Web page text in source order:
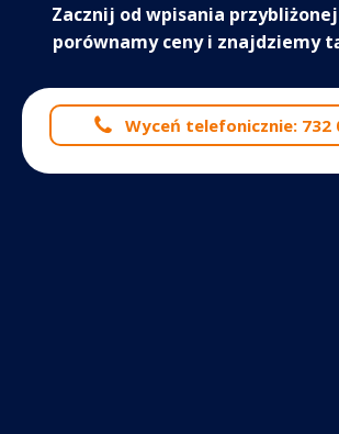
Zacznij od wpisania
porównamy ceny i znajdziemy
Wyceń telefonicznie: 732